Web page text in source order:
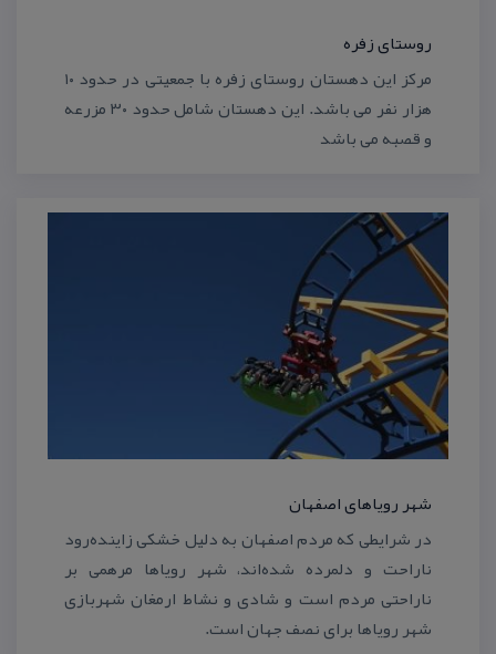
روستای زفره
مركز این دهستان روستای زفره با جمعیتی در حدود ۱۰
هزار نفر می باشد. این دهستان شامل حدود ۳۰ مزرعه
و قصبه می باشد
شهر رویاهای اصفهان
در شرایطی كه مردم اصفهان به دلیل خشكی زاینده‌رود
نا‌راحت و دلمرده شده‌اند، شهر رویا‌ها مرهمی بر
نا‌راحتی مردم است و شادی و نشاط ارمغان شهر‌بازی
شهر رویا‌ها برای نصف جهان است.